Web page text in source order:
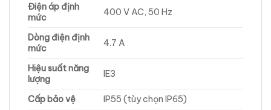
Điện áp định
mức
400 V AC, 50 Hz
Dòng điện định
mức
4.7 A
Hiệu suất năng
lượng
IE3
Cấp bảo vệ
IP55 (tùy chọn IP65)